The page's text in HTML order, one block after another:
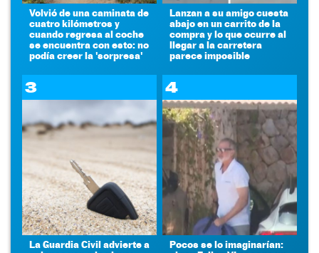
Volvió de una caminata de
cuatro kilómetros y
cuando regresa al coche
se encuentra con esto: no
podía creer la 'sorpresa'
Lanzan a su amigo cuesta
abajo en un carrito de la
compra y lo que ocurre al
llegar a la carretera
parece imposible
3
La Guardia Civil advierte a
4
Pocos se lo imaginarían: